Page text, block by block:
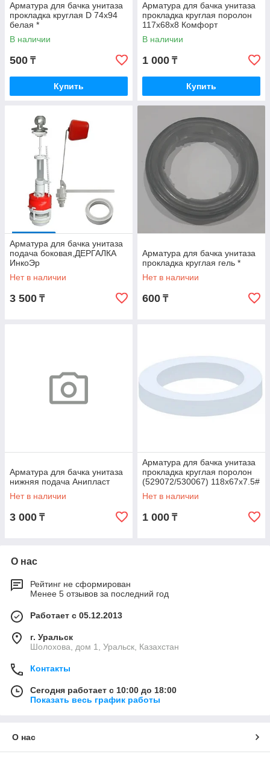
Арматура для бачка унитаза
прокладка круглая D 74x94
белая *
В наличии
500 ₸
Купить
Арматура для бачка унитаза
прокладка круглая поролон
117х68х8 Комфорт
В наличии
1 000 ₸
Купить
Арматура для бачка унитаза
подача боковая,ДЕРГАЛКА
ИнкоЭр
Нет в наличии
3 500 ₸
Арматура для бачка унитаза
прокладка круглая гель *
Нет в наличии
600 ₸
Арматура для бачка унитаза
нижняя подача Анипласт
Нет в наличии
3 000 ₸
Арматура для бачка унитаза
прокладка круглая поролон
(529072/530067) 118х67х7.5#
РФ
Нет в наличии
1 000 ₸
О нас
Рейтинг не сформирован
Менее 5 отзывов за последний год
Работает с 05.12.2013
г. Уральск
Шолохова, дом 1, Уральск, Казахстан
Контакты
Сегодня работает с 10:00 до 18:00
Показать весь график работы
О нас